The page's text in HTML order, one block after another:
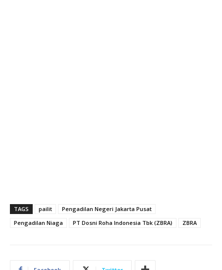
TAGS pailit
Pengadilan Negeri Jakarta Pusat
Pengadilan Niaga
PT Dosni Roha Indonesia Tbk (ZBRA) ZBRA